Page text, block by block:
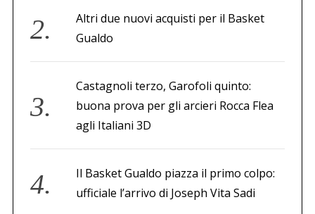
Altri due nuovi acquisti per il Basket
Gualdo
Castagnoli terzo, Garofoli quinto:
buona prova per gli arcieri Rocca Flea
agli Italiani 3D
Il Basket Gualdo piazza il primo colpo:
ufficiale l’arrivo di Joseph Vita Sadi